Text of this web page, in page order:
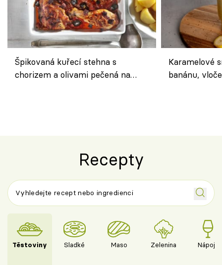
Špikovaná kuřecí stehna s
chorizem a olivami pečená na
Karamelové
banánu,
Recepty
Těstoviny Sladké Maso Zelenina Nápoje